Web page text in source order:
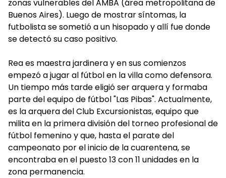
zonas vulnerables del AMBA (área metropolitana de
Buenos Aires). Luego de mostrar síntomas, la
futbolista se sometió a un hisopado y allí fue donde
se detectó su caso positivo.
Rea es maestra jardinera y en sus comienzos
empezó a jugar al fútbol en la villa como defensora.
Un tiempo más tarde eligió ser arquera y formaba
parte del equipo de fútbol "Las Pibas". Actualmente,
es la arquera del Club Excursionistas, equipo que
milita en la primera división del torneo profesional de
fútbol femenino y que, hasta el parate del
campeonato por el inicio de la cuarentena, se
encontraba en el puesto 13 con 11 unidades en la
zona permanencia.